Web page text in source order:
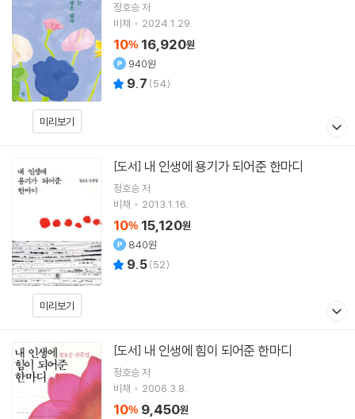
미리보기
정호승저
비채
2024.1.29.
10% 16,920원
940원
9.7 (54)
미리보기
[도서] 내 인생에 용기가 되어준 한마디
정호승저
비채
2013.1.16.
10% 15,120원
840원
9.5(52)
[도서] 내 인생에 힘이 되어준 한마디
정호승저
비채
2006.3.8.
10% 9,450원